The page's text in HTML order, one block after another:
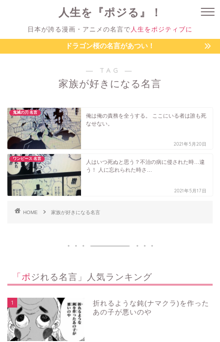
人生を『ポジる』！
日本が誇る漫画・アニメの名言で 人生をポジティブに
ドラゴン桜の名言があつい！
― TAG ―
家族が好きになる名言
鬼滅の刃 名言
俺は俺の責務を全うする。 ここにいる者は誰も死
なせない。
2021年5月20日
ワンピース 名言
人はいつ死ぬと思う？不治の病に侵された時…違
う！ 人に忘れられた時さ…
2021年5月17日
HOME 家族が好きになる名言
「ポジれる名言」人気ランキング
1
折れるような鈍(ナマクラ)を作った
あの子が悪いのや